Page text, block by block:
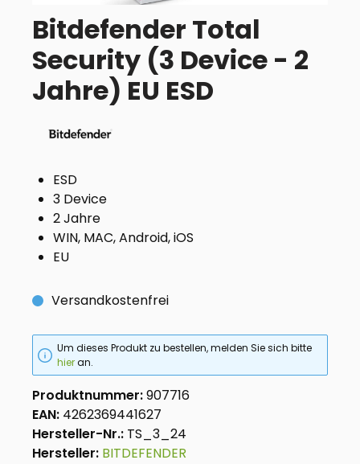
Bitdefender Total
Security (3 Device - 2
Jahre) EU ESD
ESD
3 Device
2 Jahre
WIN, MAC, Android, iOS
EU
Versandkostenfrei
Um dieses Produkt zu bestellen, melden Sie sich bitte
hieran.
Produktnummer:907716
EAN: 4262369441627
Hersteller-Nr.: TS_3_24
Hersteller: BITDEFENDER